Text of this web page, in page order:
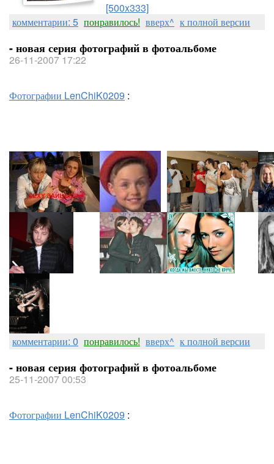
[500x333]
комментарии: 5 понравилось! вверх^ к полной версии
- новая серия фотографий в фотоальбоме
26-11-2007 17:22
Фотографии LenChiK0209 :
комментарии: 0 понравилось! вверх^ к полной версии
- новая серия фотографий в фотоальбоме
25-11-2007 00:53
Фотографии LenChiK0209 :